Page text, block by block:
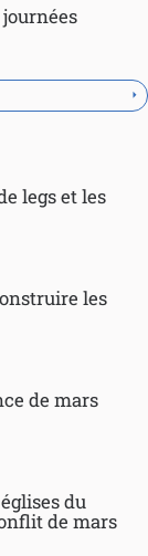
journées
legs et les
les
de mars
du
de mars